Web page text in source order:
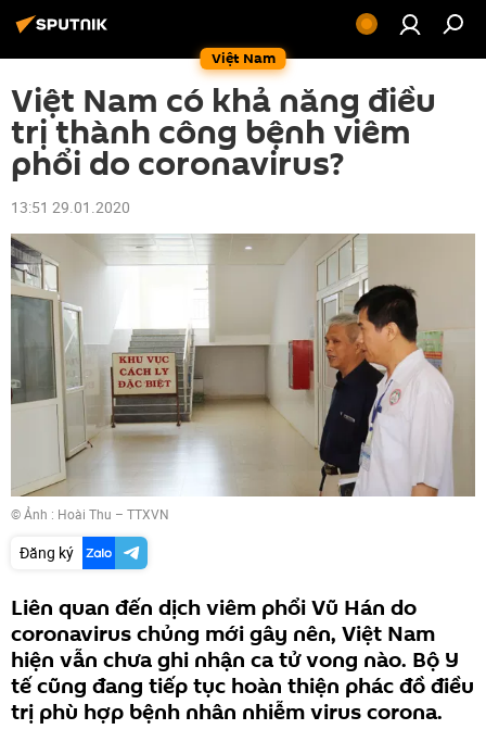
Việt Nam
Việt Nam có khả năng điều
trị thành công bệnh viêm
phổi do coronavirus?
13:51 29.01.2020
© Ảnh : Hoài Thu – TTXVN
Đăng ký
Liên quan đến dịch viêm phổi Vũ Hán do
coronavirus chủng mới gây nên, Việt Nam
hiện vẫn chưa ghi nhận ca tử vong nào. Bộ Y
tế cũng đang tiếp tục hoàn thiện phác đồ điều
trị phù hợp bệnh nhân nhiễm virus corona.